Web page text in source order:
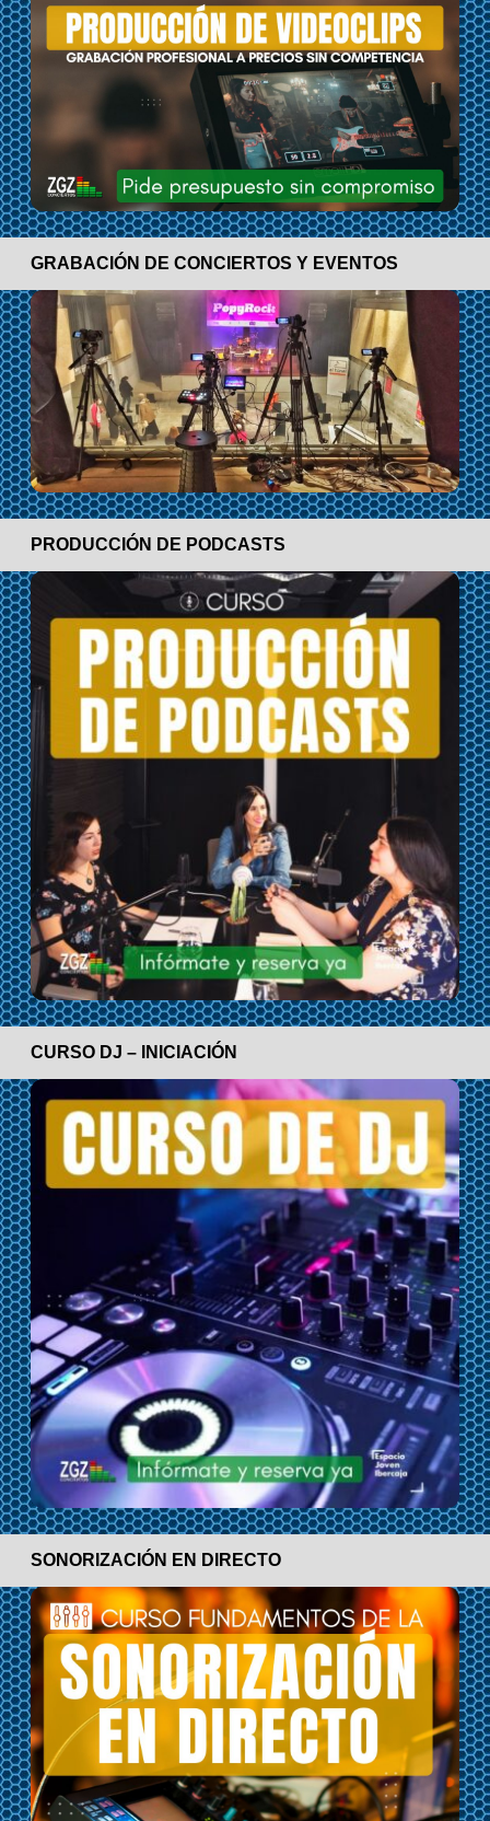
GRABACIÓN DE CONCIERTOS Y EVENTOS
PRODUCCIÓN DE PODCASTS
CURSO DJ – INICIACIÓN
SONORIZACIÓN EN DIRECTO